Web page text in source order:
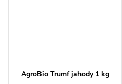
AgroBio Trumf jahody 1 kg